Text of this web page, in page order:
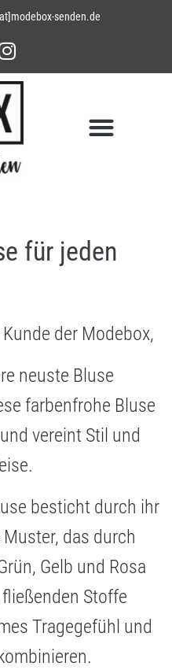
senden.de
für jeden
der Modebox,
neuste Bluse
farbenfrohe Bluse
vereint Stil und
besticht durch ihr
das durch
Gelb und Rosa
Stoffe
Tragegefühl und